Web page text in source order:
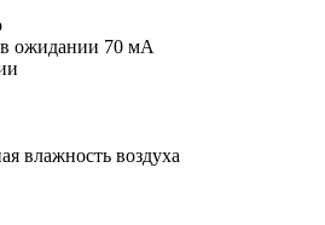
ожидании 70 мА
влажность воздуха